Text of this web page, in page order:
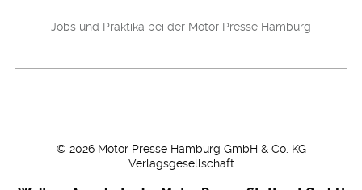
Jobs und Praktika bei der Motor Presse Hamburg
© 2026 Motor Presse Hamburg GmbH & Co. KG
Verlagsgesellschaft